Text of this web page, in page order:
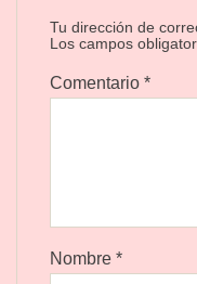
Tu dirección de
Los campos
Comentario *
Nombre *